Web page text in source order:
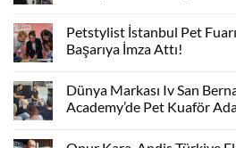
Petstylist İstanbul Pet
Başarıya İmza Attı!
Dünya Markası Iv San
Academy’de Pet Kuaför